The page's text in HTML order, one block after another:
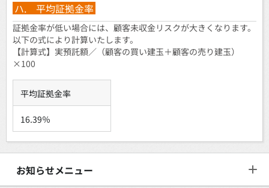
ハ. 平均証拠金率
証拠金率が低い場合には、顧客未収金リスクが大きくなります。
以下の式により計算いたします。
【計算式】実預託額／（顧客の買い建玉＋顧客の売り建玉）
×100
平均証拠金率
16.39％
お知らせメニュー